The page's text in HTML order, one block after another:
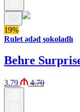
19%
Rulet ədəd şokoladlı
Behre
3.79 4.70